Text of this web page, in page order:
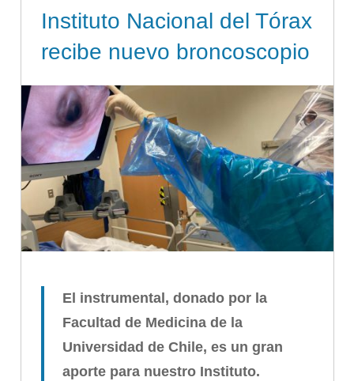
Instituto Nacional del Tórax
recibe nuevo broncoscopio
El instrumental, donado por la
Facultad de Medicina de la
Universidad de Chile, es un gran
aporte para nuestro Instituto.